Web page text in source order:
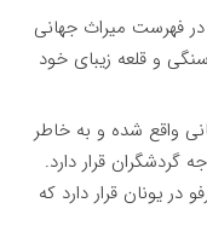
در فهرست میراث جهانی
و قلعه زیبای خود
واقع شده و به خاطر
گردشگران قرار دارد.
در یونان قرار دارد که